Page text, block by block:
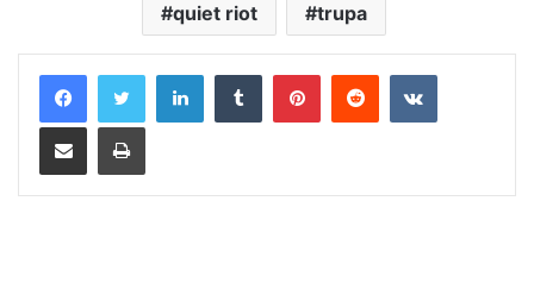
quiet riot trupa
LinkedInTumblrPinterestRedditVKontakte
Distribuie prin mail Tipărește